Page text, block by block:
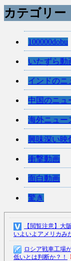
カテゴリー
100000dobu
いたずら動
インドのニ
中国のニュ
海外ニュー
興味深い映
衝撃動画
面白動画
驚き
【閲覧注意】大
いよいよアメリカみ
ロシア戦車工場
低いとは判断か？！